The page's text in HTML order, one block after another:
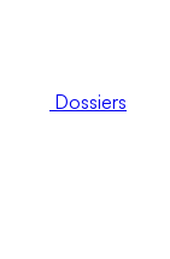
Dossiers